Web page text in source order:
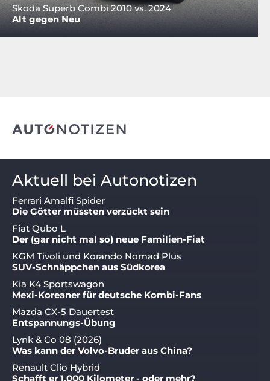
Skoda Superb Combi 2010 vs. 2024
Alt gegen Neu
Aktuell bei Autonotizen
Ferrari Amalfi Spider
Die Götter müssten verzückt sein
Fiat Qubo L
Der (gar nicht mal so) neue Familien-Fiat
KGM Tivoli und Korando Nomad Plus
SUV-Schnäppchen aus Südkorea
Kia K4 Sportswagon
Mexi-Koreaner für deutsche Kombi-Fans
Mazda CX-5 Dauertest
Entspannungs-Übung
Lynk & Co 08 (2026)
Was kann der Volvo-Bruder aus China?
Renault Clio Hybrid
Schafft er 1.000 Kilometer - oder mehr?